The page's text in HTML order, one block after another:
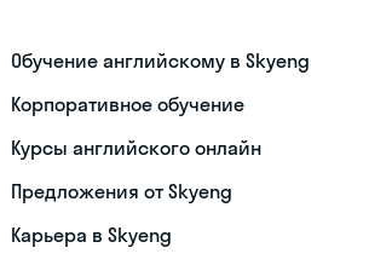
Обучение английскому в Skyeng
Корпоративное обучение
Курсы английского онлайн
Предложения от Skyeng
Карьера в Skyeng